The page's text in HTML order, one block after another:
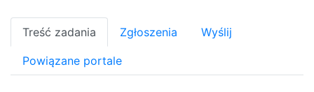
Treść zadania Zgłoszenia Wyślij
Powiązane portale